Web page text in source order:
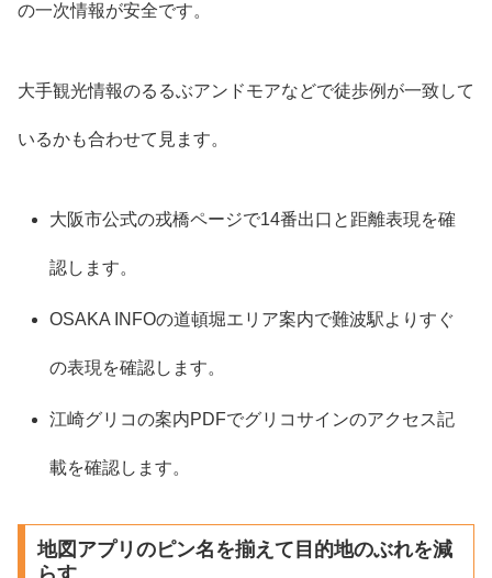
の一次情報が安全です。
大手観光情報のるるぶアンドモアなどで徒歩例が一致して
いるかも合わせて見ます。
大阪市公式の戎橋ページで14番出口と距離表現を確
認します。
OSAKA INFOの道頓堀エリア案内で難波駅よりすぐ
の表現を確認します。
江崎グリコの案内PDFでグリコサインのアクセス記
載を確認します。
地図アプリのピン名を揃えて目的地のぶれを減
らす